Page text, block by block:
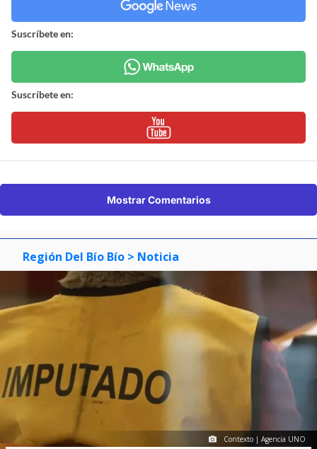
Suscríbete en:
Suscríbete en:
Mostrar Comentarios
Región Del Bío Bío > Noticia
Contexto | Agencia UNO